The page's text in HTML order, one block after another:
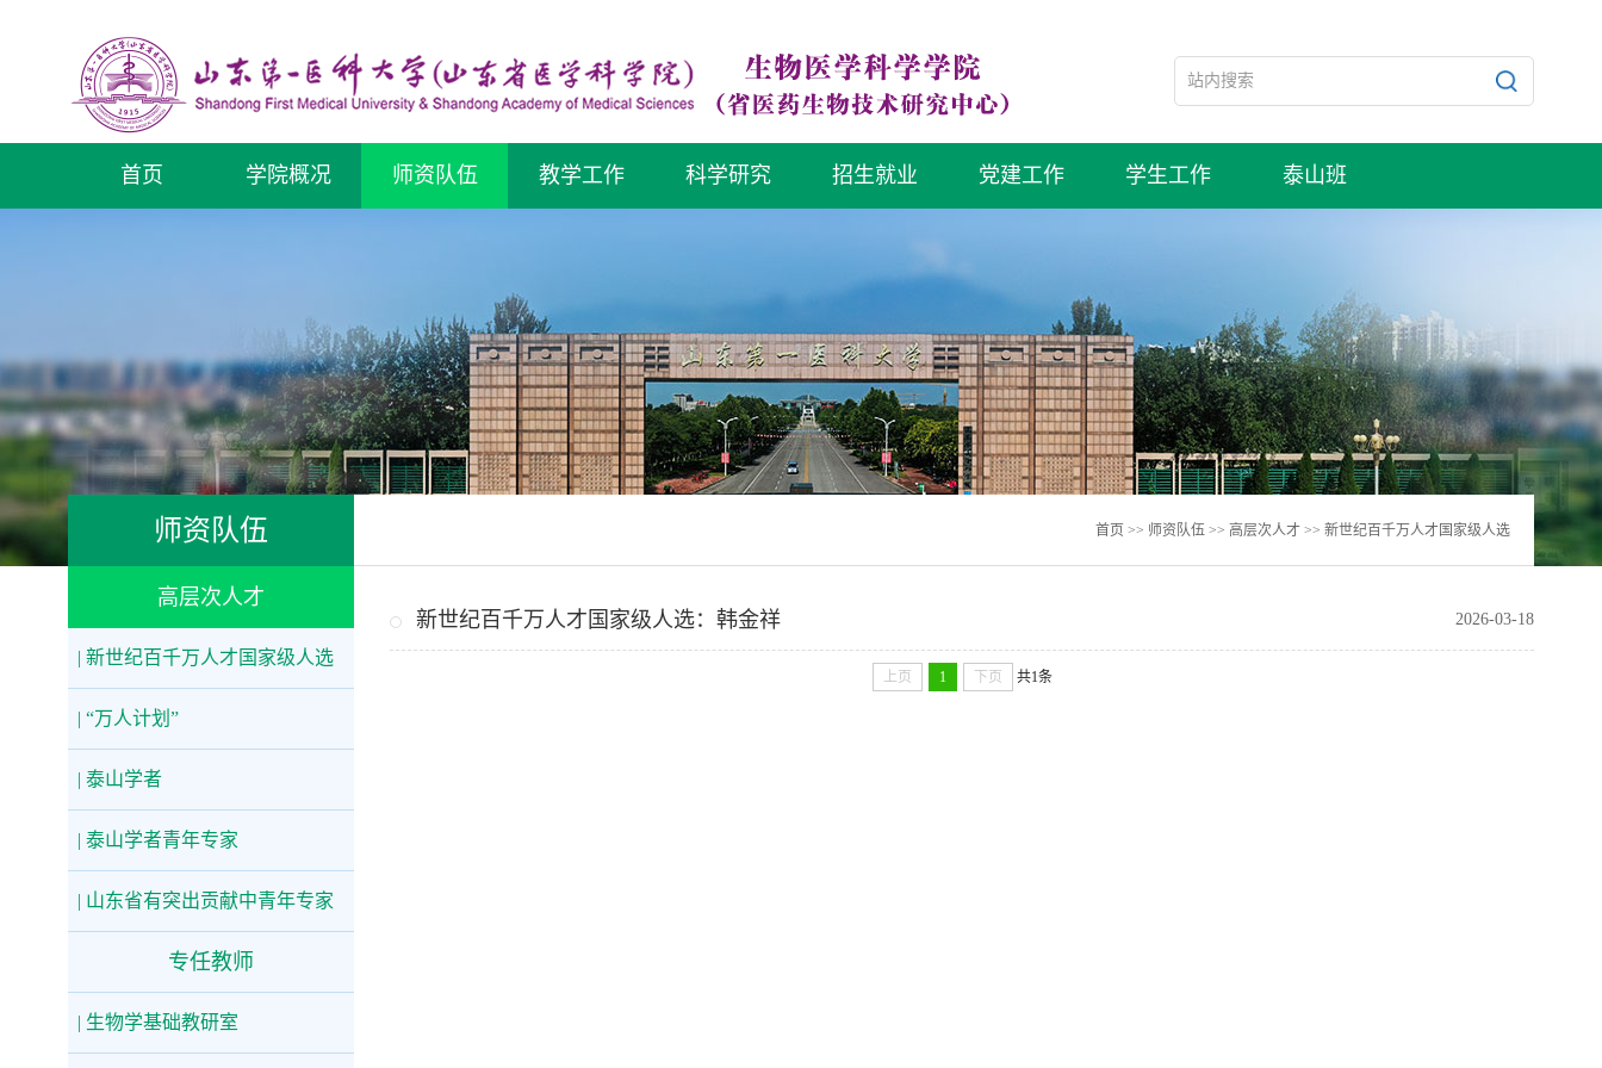
首页 学院概况 师资队伍 教学工作 科学研究 招生就业 党建工作 学生工作 泰山班
首页 >> 师资队伍 >> 高层次人才 >> 新世纪百千万人才国家级人选
师资队伍
高层次人才
| 新世纪百千万人才国家级人选
| “万人计划”
| 泰山学者
| 泰山学者青年专家
| 山东省有突出贡献中青年专家
专任教师
| 生物学基础教研室
2026-03-18
新世纪百千万人才国家级人选：韩金祥
上页 1 下页 共1条